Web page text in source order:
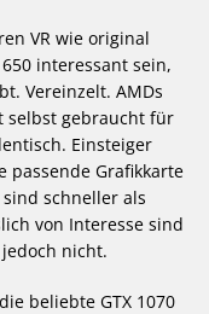
VR wie original
interessant sein,
Vereinzelt. AMDs
selbst gebraucht für
Einsteiger
passende Grafikkarte
sind schneller als
von Interesse sind
nicht.
beliebte GTX 1070